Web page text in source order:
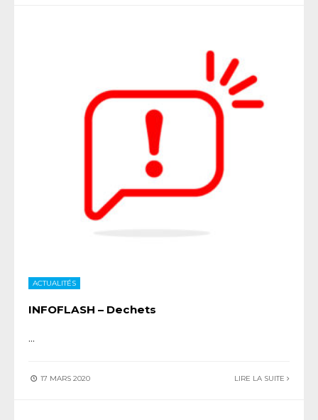
ACTUALITÉS
INFOFLASH – Dechets
...
17 MARS 2020 LIRE LA SUITE